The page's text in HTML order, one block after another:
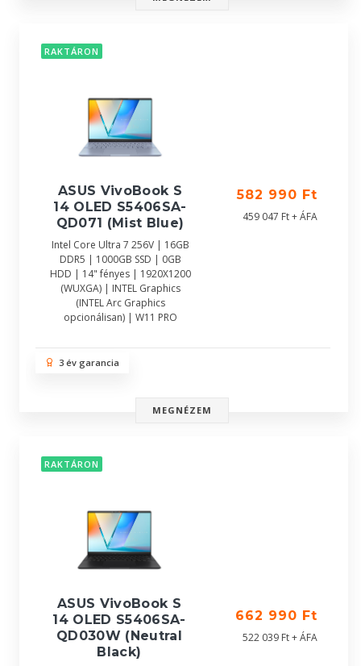
RAKTÁRON
ASUS VivoBook S
14 OLED S5406SA-
QD071 (Mist Blue)
Intel Core Ultra 7 256V | 16GB
DDR5 | 1000GB SSD | 0GB
HDD | 14" fényes | 1920X1200
(WUXGA) | INTEL Graphics
(INTEL Arc Graphics
opcionálisan) | W11 PRO
582 990 Ft
459 047 Ft + ÁFA
3 év garancia
MEGNÉZEM
RAKTÁRON
ASUS VivoBook S
14 OLED S5406SA-
QD030W (Neutral
Black)
662 990 Ft
522 039 Ft + ÁFA